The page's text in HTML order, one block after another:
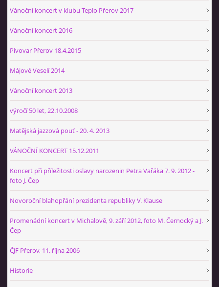
© 2026 eStránky.cz
|
Vánoční koncert v klubu Teplo Přerov 2017
Vánoční koncert 2016
Pivovar Přerov 18.4.2015
Májové Veselí 2014
Vánoční koncert 2013
výročí 50 let, 22.10.2008
Matějská jazzová pouť - 20. 4. 2013
VÁNOČNÍ KONCERT 15.12.2011
Koncert při příležitosti oslavy narozenin Petra Vařáka 7. 9. 2012 -
foto J. Čep
Novoroční blahopřání prezidenta republiky V. Klause
Promenádní koncert v Michalově, 9. září 2012, foto M. Černocký a J.
Čep
ČJF Přerov, 11. října 2006
Historie